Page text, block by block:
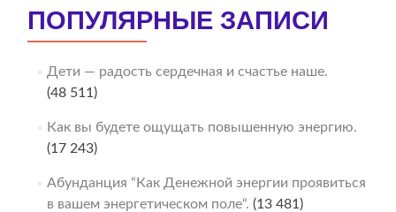
ПОПУЛЯРНЫЕ ЗАПИСИ
Дети — радость сердечная и счастье наше.
(48 511)
Как вы будете ощущать повышенную энергию.
(17 243)
Абунданция “Как Денежной энергии проявиться
в вашем энергетическом поле“. (13 481)